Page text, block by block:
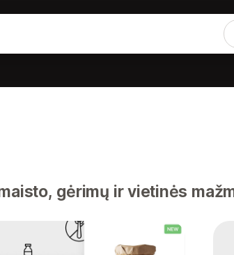
gėrimų ir vietinės